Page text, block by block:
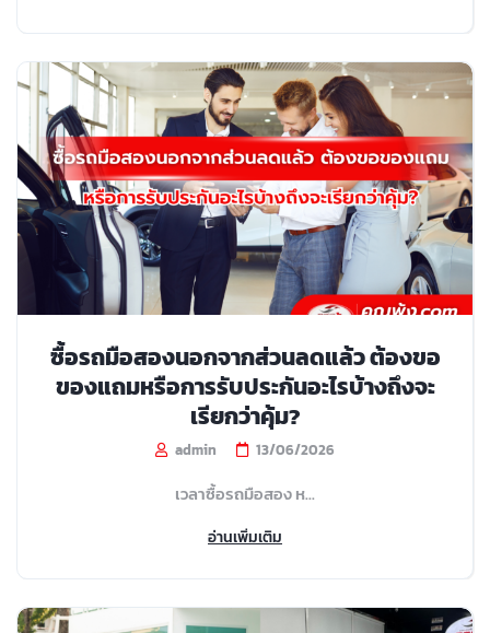
ซื้อรถมือสองนอกจากส่วนลดแล้ว ต้องขอ
ของแถมหรือการรับประกันอะไรบ้างถึงจะ
เรียกว่าคุ้ม?
admin 13/06/2026
เวลาซื้อรถมือสอง ห...
อ่านเพิ่มเติม